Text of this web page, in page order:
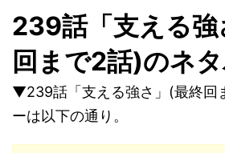
239話「支える
回まで2話)のネ
▼239話「支える強さ」(最終回
ーは以下の通り。